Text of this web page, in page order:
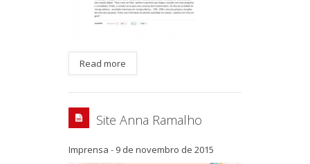
Read more
Site Anna Ramalho
Imprensa - 9 de novembro de 2015